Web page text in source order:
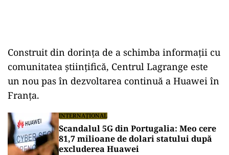
Construit din dorința de a schimba informații cu
comunitatea științifică, Centrul Lagrange este
un nou pas în dezvoltarea continuă a Huawei în
Franța.
INTERNAȚIONAL
Scandalul 5G din Portugalia: Meo cere
81,7 milioane de dolari statului după
excluderea Huawei